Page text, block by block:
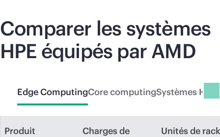
Comparer les systèmes
HPE équipés par AMD
Edge ComputingCore computingSystèmes
Produit
Charges de
Unités de rack